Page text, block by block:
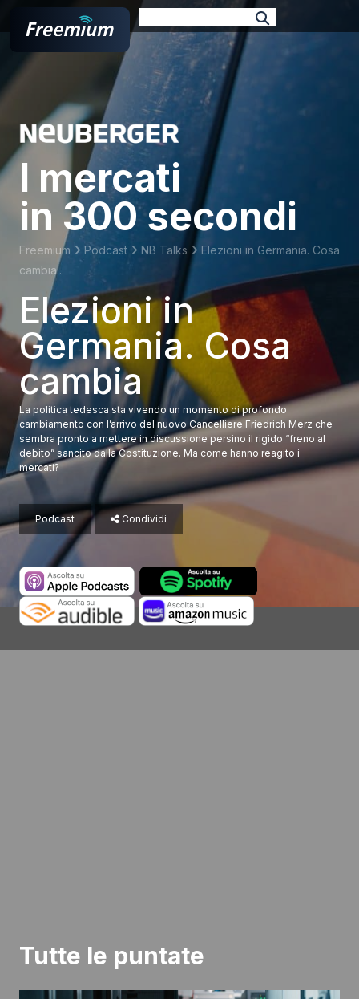
E-book
Podcast
TV Format
Docufilm
Branded
Web Series
I mercati
in 300 secondi
Freemium Podcast NB Talks
Elezioni in Germania. Cosa
cambia...
Elezioni in
Germania. Cosa
cambia
La politica tedesca sta vivendo un momento di profondo
cambiamento con l’arrivo del nuovo Cancelliere Friedrich Merz che
sembra pronto a mettere in discussione persino il rigido “freno al
debito” sancito dalla Costituzione. Ma come hanno reagito i
mercati?
Podcast Condividi
Tutte le puntate